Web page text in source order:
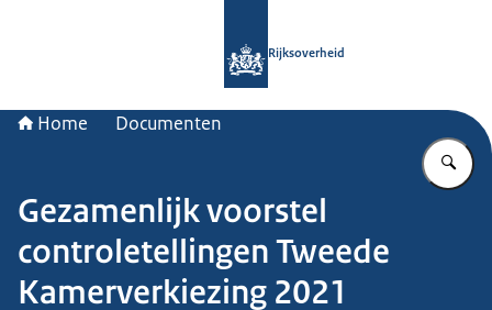
Rijksoverheid
Home Documenten
Gezamenlijk voorstel
controletellingen Tweede
Kamerverkiezing 2021